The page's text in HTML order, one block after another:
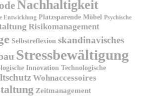
Nachhaltigkeit
Entwicklung Platzsparende Möbel Psychische
Risikomanagement
Selbstreflexion skandinavisches
Stressbewältigung
Innovation Technologische
Wohnaccessoires
Zeitmanagement